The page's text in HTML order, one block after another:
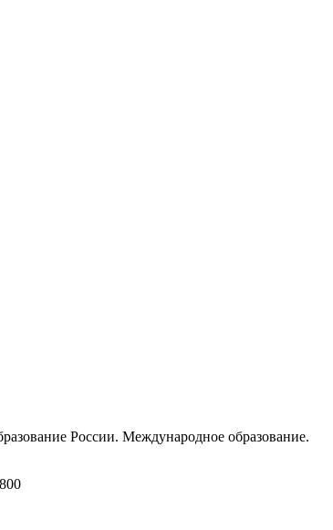
России. Международное образование.
800